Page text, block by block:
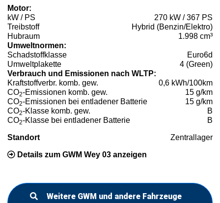
Motor:
kW / PS
270 kW / 367 PS
Treibstoff
Hybrid (Benzin/Elektro)
Hubraum
1.998 cm³
Umweltnormen:
Schadstoffklasse
Euro6d
Umweltplakette
4 (Green)
Verbrauch und Emissionen nach WLTP:
Kraftstoffverbr. komb. gew.
0,6 kWh/100km
CO2-Emissionen komb. gew.
15 g/km
CO2-Emissionen bei entladener Batterie
15 g/km
CO2-Klasse komb. gew.
B
CO2-Klasse bei entladener Batterie B
Standort Zentrallager
Details zum GWM Wey 03 anzeigen
Weitere GWM und andere Fahrzeuge